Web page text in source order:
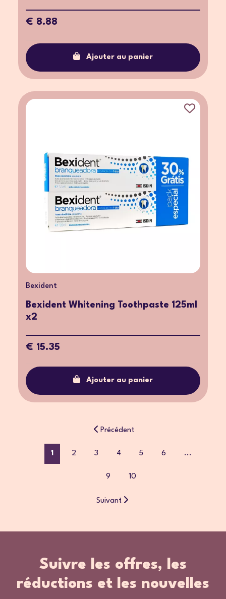
€ 8.88
Ajouter au panier
Bexident
Bexident Whitening Toothpaste 125ml
x2
€ 15.35
Ajouter au panier
Précédent
1 2 3 4 5 6 ...
9 10
Suivant
Suivre les offres, les
réductions et les nouvelles